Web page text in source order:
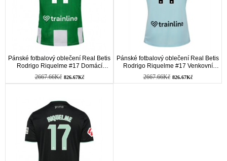
Pánské fotbalový oblečení Real Betis
Rodrigo Riquelme #17 Domácí
košile 2025-26 Krátkým Rukávem
2667.66Kč 826.67Kč
Pánské fotbalový oblečení Real Betis
Rodrigo Riquelme #17 Venkovní
košile 2025-26 Krátkým Rukávem
2667.66Kč 826.67Kč